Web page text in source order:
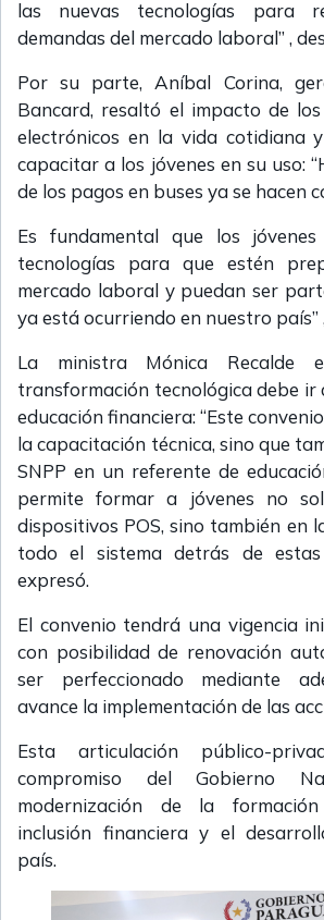
las nuevas tecnologías para
demandas del mercado laboral” ,
Por su parte, Aníbal Corina,
Bancard, resaltó el impacto de
electrónicos en la vida cotidiana
capacitar a los jóvenes en su uso:
de los pagos en buses ya se hacen
Es fundamental que los jóvenes
tecnologías para que estén
mercado laboral y puedan ser
ya está ocurriendo en nuestro país”
La ministra Mónica Recalde
transformación tecnológica debe ir
educación financiera: “Este
la capacitación técnica, sino que
SNPP en un referente de
permite formar a jóvenes no
dispositivos POS, sino también en
todo el sistema detrás de estas
expresó.
El convenio tendrá una vigencia
con posibilidad de renovación
ser perfeccionado mediante
avance la implementación de las
Esta articulación público-
compromiso del Gobierno
modernización de la
inclusión financiera y el
país.